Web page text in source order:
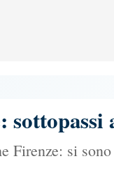
Firenze: si